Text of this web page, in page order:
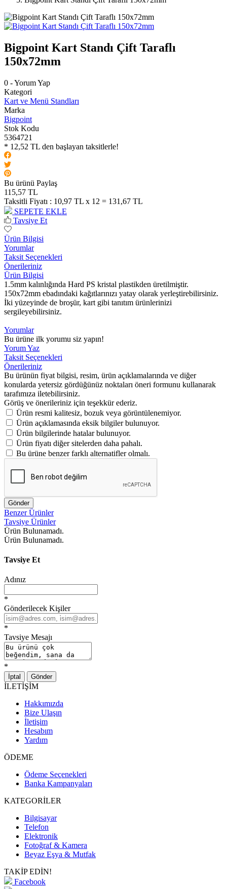
Bigpoint Kart Standı Çift Taraflı
150x72mm
0 - Yorum Yap
Kategori
Kart ve Menü Standları
Marka
Bigpoint
Stok Kodu
5364721
* 12,52 TL den başlayan taksitlerle!
Bu ürünü Paylaş
115,57 TL
Taksitli Fiyatı : 10,97 TL x 12 = 131,67 TL
SEPETE EKLE
Tavsiye Et
Ürün Bilgisi
Yorumlar
Taksit Seçenekleri
Önerileriniz
Ürün Bilgisi
1.5mm kalınlığında Hard PS kristal plastikden üretilmiştir.
150x72mm ebadındaki kağıtlarınızı yatay olarak yerleştirebilirsiniz.
İki yüzeyinde de broşür, kart gibi tanıtım ürünlerinizi
sergileyebilirsiniz.
Yorumlar
Bu ürüne ilk yorumu siz yapın!
Yorum Yaz
Taksit Seçenekleri
Önerileriniz
Bu ürünün fiyat bilgisi, resim, ürün açıklamalarında ve diğer
konularda yetersiz gördüğünüz noktaları öneri formunu kullanarak
tarafımıza iletebilirsiniz.
Görüş ve önerileriniz için teşekkür ederiz.
Ürün resmi kalitesiz, bozuk veya görüntülenemiyor.
Ürün açıklamasında eksik bilgiler bulunuyor.
Ürün bilgilerinde hatalar bulunuyor.
Ürün fiyatı diğer sitelerden daha pahalı.
Bu ürüne benzer farklı alternatifler olmalı.
Gönder
Benzer Ürünler
Tavsiye Ürünler
Ürün Bulunamadı.
Ürün Bulunamadı.
Tavsiye Et
Adınız
*
Gönderilecek Kişiler
*
Tavsiye Mesajı
*
İptal Gönder
İLETİŞİM
Hakkımızda
Bize Ulaşın
İletişim
Hesabım
Yardım
ÖDEME
Ödeme Seçenekleri
Banka Kampanyaları
KATEGORİLER
Bilgisayar
Telefon
Elektronik
Fotoğraf & Kamera
Beyaz Eşya & Mutfak
TAKİP EDİN!
Facebook